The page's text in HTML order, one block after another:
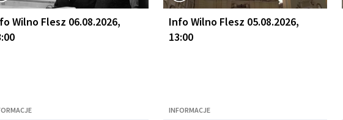
Wilno Flesz 06.08.2026,
Info Wilno Flesz 05.08.2026,
13:00
INFORMACJE